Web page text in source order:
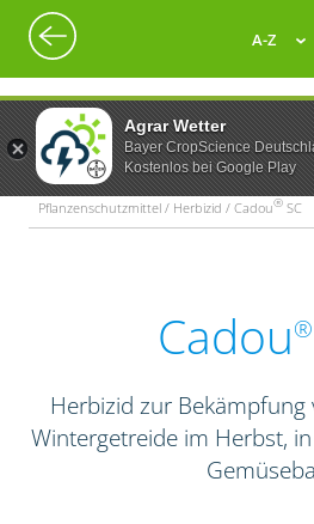
Agrar Wetter
Bayer CropScience
Kostenlos bei Google Play
A-Z
Pflanzenschutzmittel / Herbizid / Cadou® SC
Cadou®
Herbizid zur
Wintergetreide im Herbst,